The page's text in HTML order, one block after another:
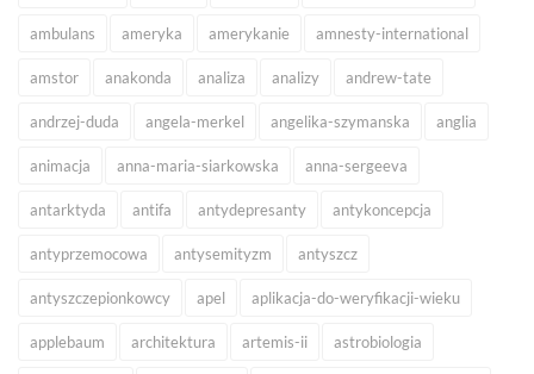
ambulans ameryka amerykanie amnesty-international
amstor anakonda analiza analizy andrew-tate
andrzej-duda angela-merkel angelika-szymanska anglia
animacja anna-maria-siarkowska anna-sergeeva
antarktyda antifa antydepresanty antykoncepcja
antyprzemocowa antysemityzm antyszcz
antyszczepionkowcy apel aplikacja-do-weryfikacji-wieku
applebaum architektura artemis-ii astrobiologia